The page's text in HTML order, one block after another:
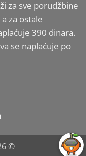
za sve porudžbine
za ostale
390 dinara.
se naplaćuje po
©